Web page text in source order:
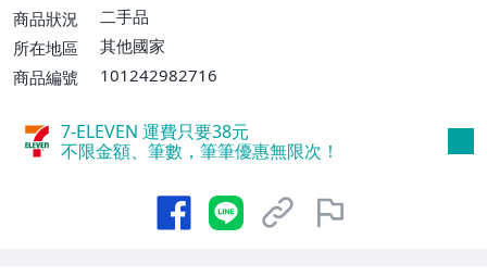
免運費】
商品狀況
二手品
所在地區
其他國家
商品編號
101242982716
7-ELEVEN 運費只要38元
不限金額、筆數，筆筆優惠無限次！